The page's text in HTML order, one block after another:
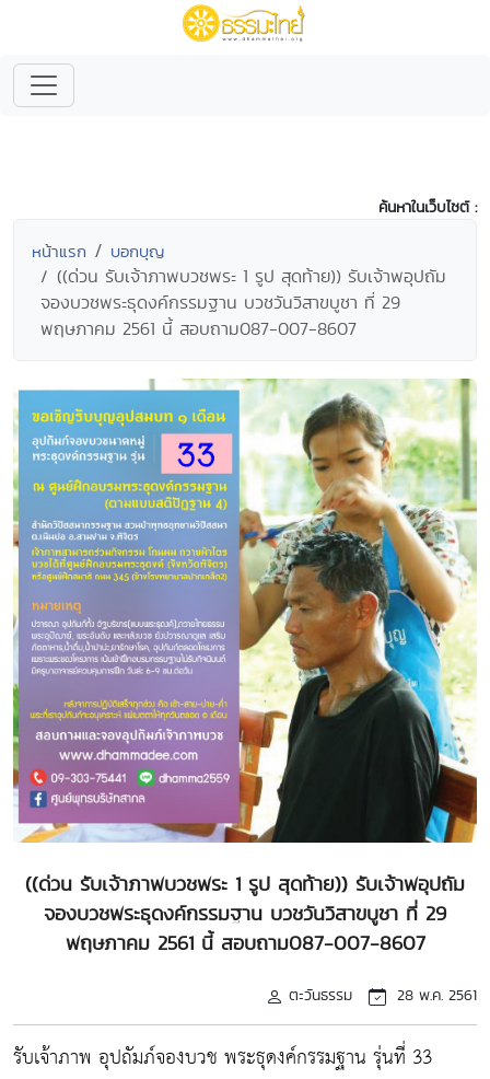
ค้นหาในเว็บไซต์ :
หน้าแรก บอกบุญ
((ด่วน รับเจ้าภาพบวชพระ 1 รูป สุดท้าย)) รับเจ้าพอุปถัม
จองบวชพระธุดงค์กรรมฐาน บวชวันวิสาขบูชา ที่ 29
พฤษภาคม 2561 นี้ สอบถาม087-007-8607
((ด่วน รับเจ้าภาพบวชพระ 1 รูป สุดท้าย)) รับเจ้าพอุปถัม
จองบวชพระธุดงค์กรรมฐาน บวชวันวิสาขบูชา ที่ 29
พฤษภาคม 2561 นี้ สอบถาม087-007-8607
ตะวันธรรม 28 พ.ค. 2561
รับเจ้าภาพ อุปถัมภ์จองบวช พระธุดงค์กรรมฐาน รุ่นที่ 33